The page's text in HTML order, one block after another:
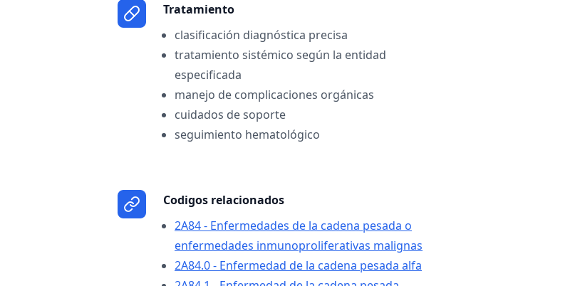
Tratamiento
clasificación diagnóstica precisa
tratamiento sistémico según la entidad
especificada
manejo de complicaciones orgánicas
cuidados de soporte
seguimiento hematológico
Codigos relacionados
2A84 - Enfermedades de la cadena pesada o
enfermedades inmunoproliferativas malignas
2A84.0 - Enfermedad de la cadena pesada alfa